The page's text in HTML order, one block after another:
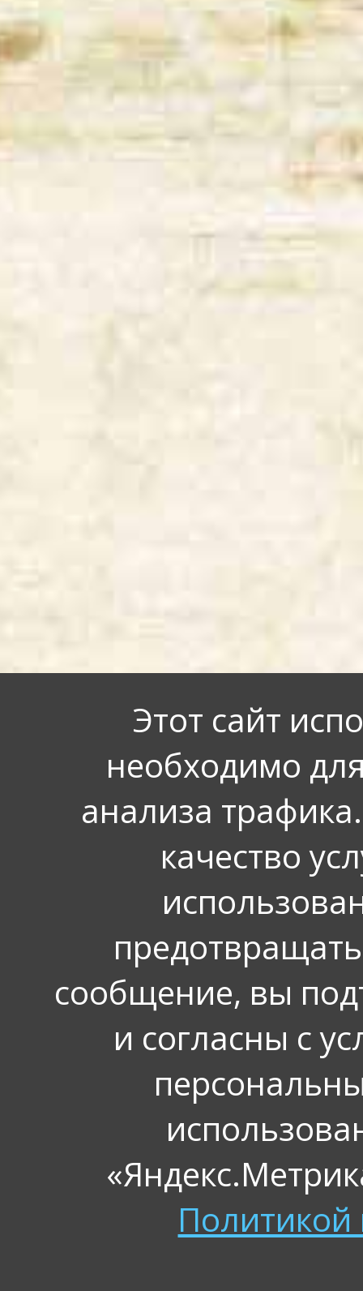
Этот сайт
необходимо
анализа
качество
сообщение, вы
и согласны с